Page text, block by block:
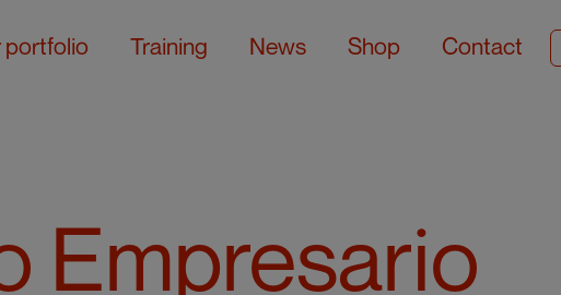
portfolio Training News Shop Contact
Empresario